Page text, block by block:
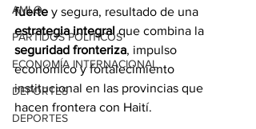
AMLO
PARTIDOS POLÍTICOS
ECONOMÍA INTERNACIONAL
DEPORTES
DEPORTES
fuerte y segura, resultado de una
estrategia integral que combina la
seguridad fronteriza, impulso
económico y fortalecimiento
institucional en las provincias que
hacen frontera con Haití.